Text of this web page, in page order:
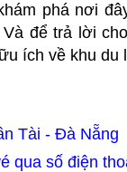
phá nơi
để trả lời
ích về khu du
Tài - Đà Nẵng
qua số điện